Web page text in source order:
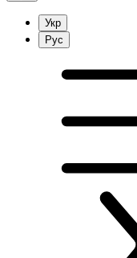
Укр
Рус